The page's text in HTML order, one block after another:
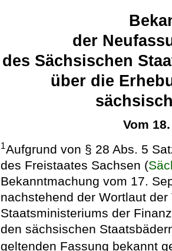
der
des Sächsischen
über die
Vom
1Aufgrund von § 28 Abs. 5
des Freistaates Sachsen (
Bekanntmachung vom 17.
nachstehend der Wortlaut
Staatsministeriums der
den sächsischen
geltenden Fassung bekannt